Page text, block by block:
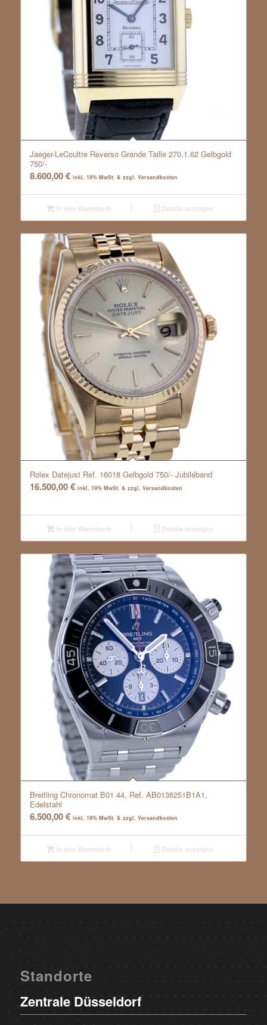
Jaeger-LeCoultre Reverso Grande Taille 270.1.62 Gelbgold
750/-
8.600,00€ inkl. 19% MwSt. & zzgl. Versandkosten
In den Warenkorb Details anzeigen
Rolex Datejust Ref. 16018 Gelbgold 750/- Jubiléband
16.500,00€ inkl. 19% MwSt. & zzgl. Versandkosten
In den Warenkorb Details anzeigen
Breitling Chronomat B01 44, Ref. AB0136251B1A1,
Edelstahl
6.500,00€ inkl. 19% MwSt. & zzgl. Versandkosten
In den Warenkorb Details anzeigen
Standorte
Zentrale Düsseldorf